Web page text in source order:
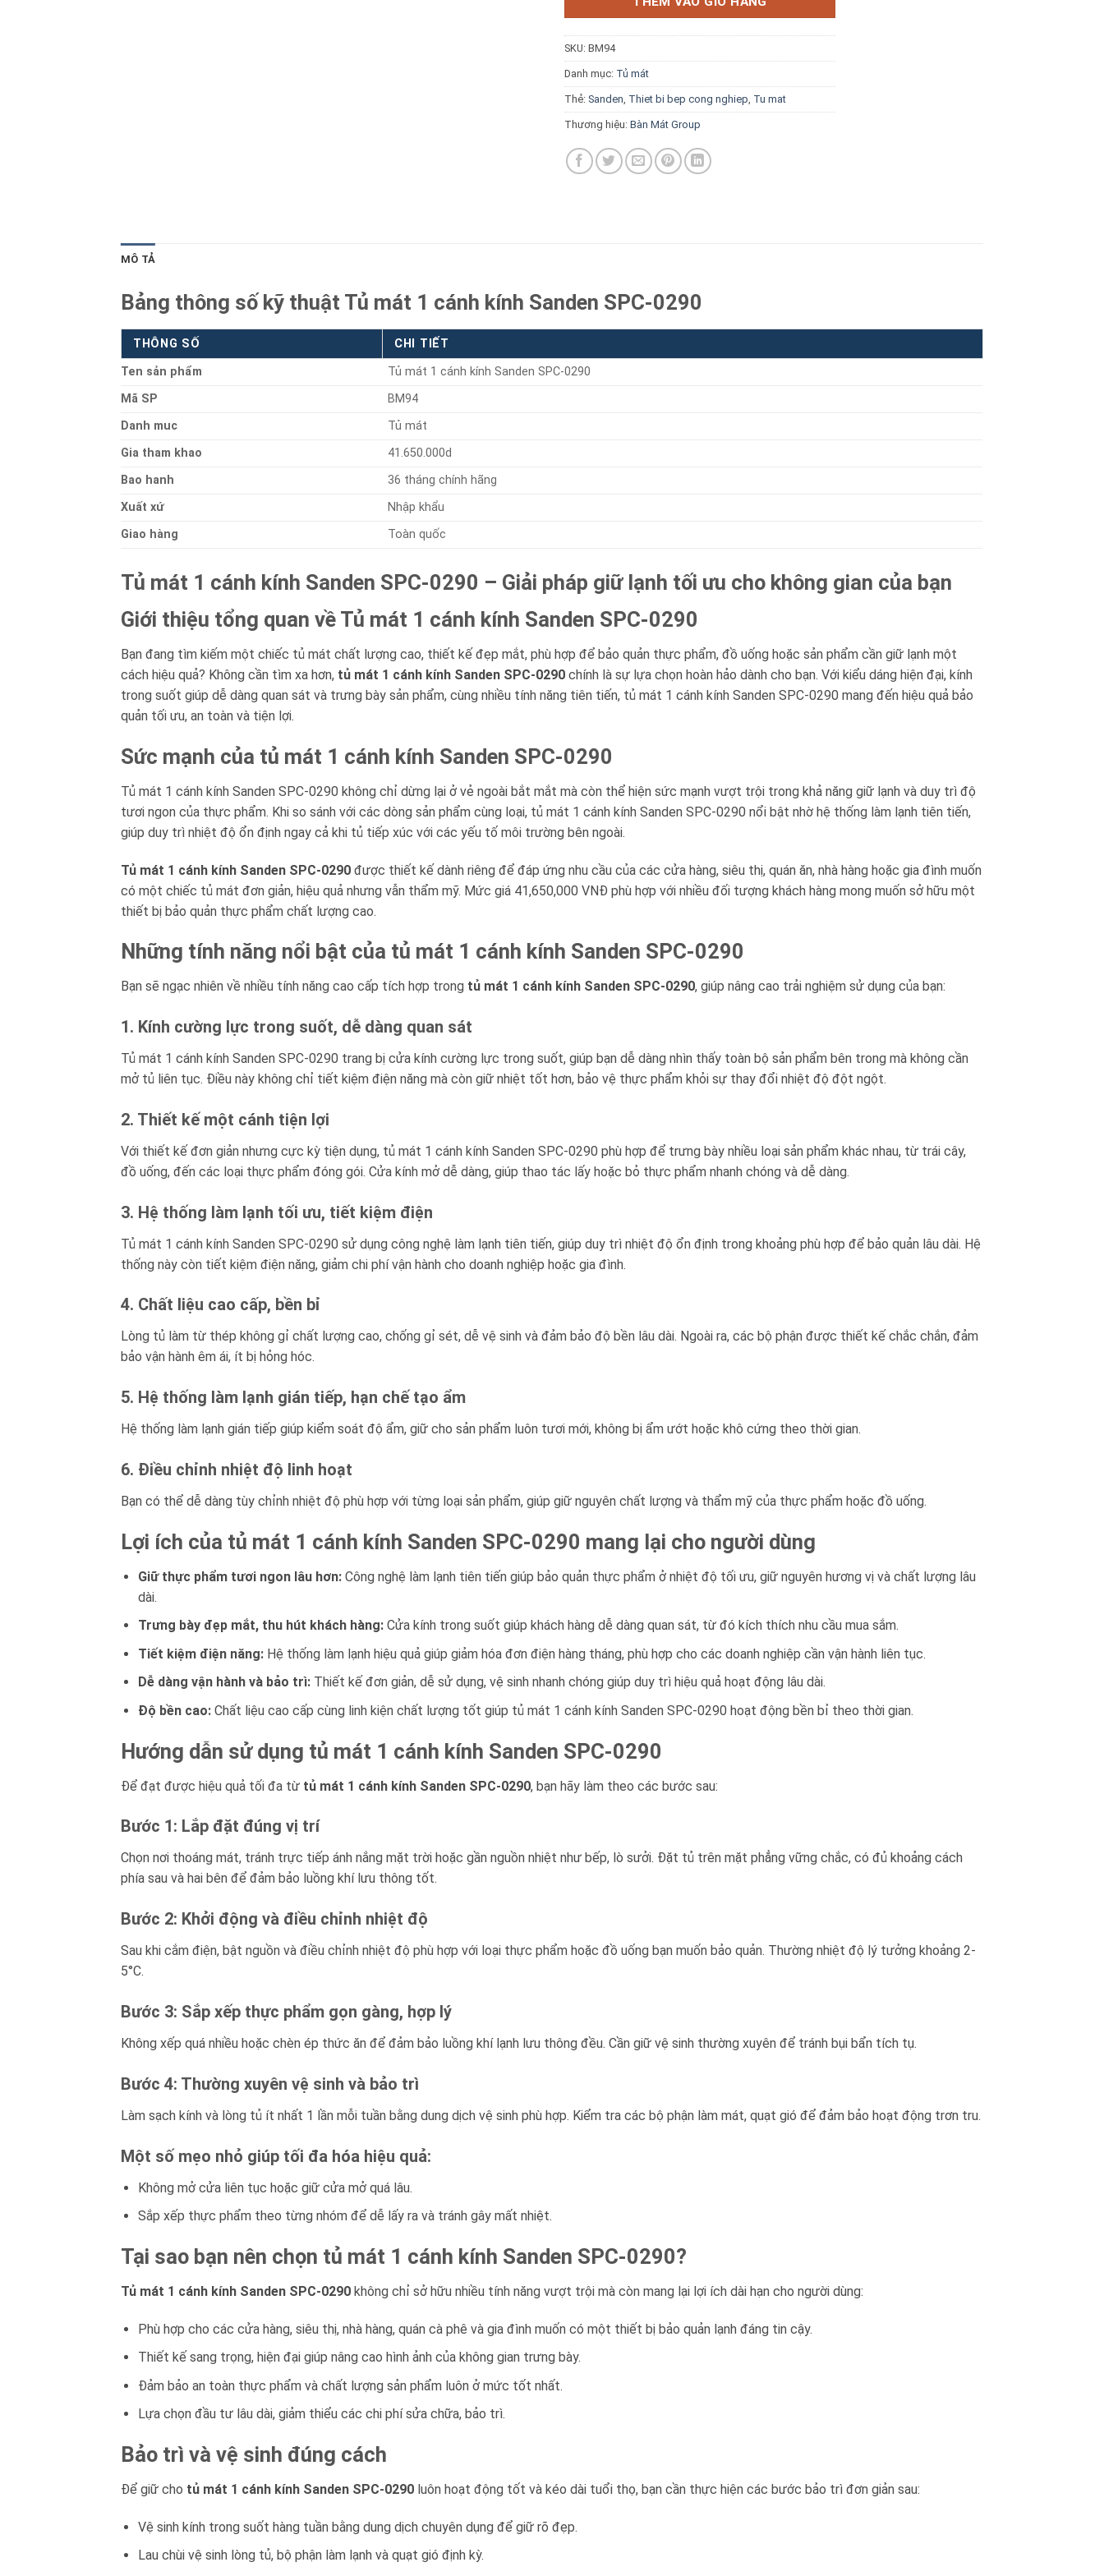
Báo giá miễn phí →
SKU: BM94
Danh mục: Tủ mát
Thẻ: Sanden Thiet bi bep cong nghiep Tu mat
Thương hiệu: Bàn Mát Group
MÔ TẢ
Bảng thông số kỹ thuật Tủ mát 1 cánh kính Sanden SPC-0290
THÔNG SỐ
CHI TIẾT
Ten sản phẩm
Tủ mát 1 cánh kính Sanden SPC-0290
Mã SP
BM94
Danh muc
Tủ mát
Gia tham khao
41.650.000d
Bao hanh
36 tháng chính hãng
Xuất xứ
Nhập khẩu
Giao hàng
Toàn quốc
Tủ mát 1 cánh kính Sanden SPC-0290 – Giải pháp giữ lạnh tối ưu cho không gian của bạn
Giới thiệu tổng quan về Tủ mát 1 cánh kính Sanden SPC-0290
Bạn đang tìm kiếm một chiếc tủ mát chất lượng cao, thiết kế đẹp mắt, phù hợp để bảo quản thực phẩm, đồ uống hoặc sản phẩm cần giữ lạnh một
cách hiệu quả? Không cần tìm xa hơn, tủ mát 1 cánh kính Sanden SPC-0290 chính là sự lựa chọn hoàn hảo dành cho bạn. Với kiểu dáng hiện đại, kính
trong suốt giúp dễ dàng quan sát và trưng bày sản phẩm, cùng nhiều tính năng tiên tiến, tủ mát 1 cánh kính Sanden SPC-0290 mang đến hiệu quả bảo
quản tối ưu, an toàn và tiện lợi.
Sức mạnh của tủ mát 1 cánh kính Sanden SPC-0290
Tủ mát 1 cánh kính Sanden SPC-0290 không chỉ dừng lại ở vẻ ngoài bắt mắt mà còn thể hiện sức mạnh vượt trội trong khả năng giữ lạnh và duy trì độ
tươi ngon của thực phẩm. Khi so sánh với các dòng sản phẩm cùng loại, tủ mát 1 cánh kính Sanden SPC-0290 nổi bật nhờ hệ thống làm lạnh tiên tiến,
giúp duy trì nhiệt độ ổn định ngay cả khi tủ tiếp xúc với các yếu tố môi trường bên ngoài.
Tủ mát 1 cánh kính Sanden SPC-0290 được thiết kế dành riêng để đáp ứng nhu cầu của các cửa hàng, siêu thị, quán ăn, nhà hàng hoặc gia đình muốn
có một chiếc tủ mát đơn giản, hiệu quả nhưng vẫn thẩm mỹ. Mức giá 41,650,000 VNĐ phù hợp với nhiều đối tượng khách hàng mong muốn sở hữu một
thiết bị bảo quản thực phẩm chất lượng cao.
Những tính năng nổi bật của tủ mát 1 cánh kính Sanden SPC-0290
Bạn sẽ ngạc nhiên về nhiều tính năng cao cấp tích hợp trong tủ mát 1 cánh kính Sanden SPC-0290, giúp nâng cao trải nghiệm sử dụng của bạn:
1. Kính cường lực trong suốt, dễ dàng quan sát
Tủ mát 1 cánh kính Sanden SPC-0290 trang bị cửa kính cường lực trong suốt, giúp bạn dễ dàng nhìn thấy toàn bộ sản phẩm bên trong mà không cần
mở tủ liên tục. Điều này không chỉ tiết kiệm điện năng mà còn giữ nhiệt tốt hơn, bảo vệ thực phẩm khỏi sự thay đổi nhiệt độ đột ngột.
2. Thiết kế một cánh tiện lợi
Với thiết kế đơn giản nhưng cực kỳ tiện dụng, tủ mát 1 cánh kính Sanden SPC-0290 phù hợp để trưng bày nhiều loại sản phẩm khác nhau, từ trái cây,
đồ uống, đến các loại thực phẩm đóng gói. Cửa kính mở dễ dàng, giúp thao tác lấy hoặc bỏ thực phẩm nhanh chóng và dễ dàng.
3. Hệ thống làm lạnh tối ưu, tiết kiệm điện
Tủ mát 1 cánh kính Sanden SPC-0290 sử dụng công nghệ làm lạnh tiên tiến, giúp duy trì nhiệt độ ổn định trong khoảng phù hợp để bảo quản lâu dài. Hệ
thống này còn tiết kiệm điện năng, giảm chi phí vận hành cho doanh nghiệp hoặc gia đình.
4. Chất liệu cao cấp, bền bỉ
Lòng tủ làm từ thép không gỉ chất lượng cao, chống gỉ sét, dễ vệ sinh và đảm bảo độ bền lâu dài. Ngoài ra, các bộ phận được thiết kế chắc chắn, đảm
bảo vận hành êm ái, ít bị hỏng hóc.
5. Hệ thống làm lạnh gián tiếp, hạn chế tạo ẩm
Hệ thống làm lạnh gián tiếp giúp kiểm soát độ ẩm, giữ cho sản phẩm luôn tươi mới, không bị ẩm ướt hoặc khô cứng theo thời gian.
6. Điều chỉnh nhiệt độ linh hoạt
Bạn có thể dễ dàng tùy chỉnh nhiệt độ phù hợp với từng loại sản phẩm, giúp giữ nguyên chất lượng và thẩm mỹ của thực phẩm hoặc đồ uống.
Lợi ích của tủ mát 1 cánh kính Sanden SPC-0290 mang lại cho người dùng
Giữ thực phẩm tươi ngon lâu hơn:Công nghệ làm lạnh tiên tiến giúp bảo quản thực phẩm ở nhiệt độ tối ưu, giữ nguyên hương vị và chất lượng lâu
dài.
Trưng bày đẹp mắt, thu hút khách hàng:Cửa kính trong suốt giúp khách hàng dễ dàng quan sát, từ đó kích thích nhu cầu mua sắm.
Tiết kiệm điện năng:Hệ thống làm lạnh hiệu quả giúp giảm hóa đơn điện hàng tháng, phù hợp cho các doanh nghiệp cần vận hành liên tục.
Dễ dàng vận hành và bảo trì:Thiết kế đơn giản, dễ sử dụng, vệ sinh nhanh chóng giúp duy trì hiệu quả hoạt động lâu dài.
Độ bền cao:Chất liệu cao cấp cùng linh kiện chất lượng tốt giúp tủ mát 1 cánh kính Sanden SPC-0290 hoạt động bền bỉ theo thời gian.
Hướng dẫn sử dụng tủ mát 1 cánh kính Sanden SPC-0290
Để đạt được hiệu quả tối đa từ tủ mát 1 cánh kính Sanden SPC-0290, bạn hãy làm theo các bước sau:
Bước 1: Lắp đặt đúng vị trí
Chọn nơi thoáng mát, tránh trực tiếp ánh nắng mặt trời hoặc gần nguồn nhiệt như bếp, lò sưởi. Đặt tủ trên mặt phẳng vững chắc, có đủ khoảng cách
phía sau và hai bên để đảm bảo luồng khí lưu thông tốt.
Bước 2: Khởi động và điều chỉnh nhiệt độ
Sau khi cắm điện, bật nguồn và điều chỉnh nhiệt độ phù hợp với loại thực phẩm hoặc đồ uống bạn muốn bảo quản. Thường nhiệt độ lý tưởng khoảng 2-
5°C.
Bước 3: Sắp xếp thực phẩm gọn gàng, hợp lý
Không xếp quá nhiều hoặc chèn ép thức ăn để đảm bảo luồng khí lạnh lưu thông đều. Cần giữ vệ sinh thường xuyên để tránh bụi bẩn tích tụ.
Bước 4: Thường xuyên vệ sinh và bảo trì
Làm sạch kính và lòng tủ ít nhất 1 lần mỗi tuần bằng dung dịch vệ sinh phù hợp. Kiểm tra các bộ phận làm mát, quạt gió để đảm bảo hoạt động trơn tru.
Một số mẹo nhỏ giúp tối đa hóa hiệu quả:
Không mở cửa liên tục hoặc giữ cửa mở quá lâu.
Sắp xếp thực phẩm theo từng nhóm để dễ lấy ra và tránh gây mất nhiệt.
Tại sao bạn nên chọn tủ mát 1 cánh kính Sanden SPC-0290?
Tủ mát 1 cánh kính Sanden SPC-0290 không chỉ sở hữu nhiều tính năng vượt trội mà còn mang lại lợi ích dài hạn cho người dùng:
Phù hợp cho các cửa hàng, siêu thị, nhà hàng, quán cà phê và gia đình muốn có một thiết bị bảo quản lạnh đáng tin cậy.
Thiết kế sang trọng, hiện đại giúp nâng cao hình ảnh của không gian trưng bày.
Đảm bảo an toàn thực phẩm và chất lượng sản phẩm luôn ở mức tốt nhất.
Lựa chọn đầu tư lâu dài, giảm thiểu các chi phí sửa chữa, bảo trì.
Bảo trì và vệ sinh đúng cách
Để giữ cho tủ mát 1 cánh kính Sanden SPC-0290 luôn hoạt động tốt và kéo dài tuổi thọ, bạn cần thực hiện các bước bảo trì đơn giản sau:
Vệ sinh kính trong suốt hàng tuần bằng dung dịch chuyên dụng để giữ rõ đẹp.
Lau chùi vệ sinh lòng tủ, bộ phận làm lạnh và quạt gió định kỳ.